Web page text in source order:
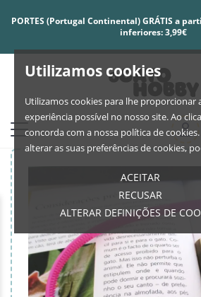
Utilizamos cookies
Utilizamos cookies para lhe proporcionar
experiência possível no nosso site. Ao
concorda com a nossa política de cookies.
alterar as suas preferências de cookies,
ACEITAR
RECUSAR
ALTERAR DEFINIÇÕES DE
PORTES (Portugal Continental) GRÁTIS a
inferiores: 3,99€